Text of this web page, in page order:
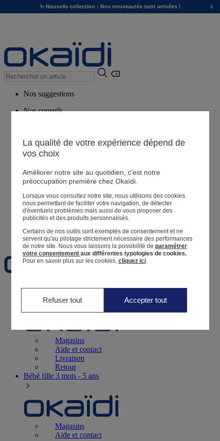
✨ Nouvelle collection : Nos nouveautés sont arrivées ! x
Nos suggestions
Nos conseils
Magasin
Mes informations
Suivre une commande
Panier
Favoris
Naissance0-12 mois
Magasins
Aide et contact
Livraison
Retour
Bébé fille 3 mois - 5 ans
Magasins
Aide et contact
La qualité de votre expérience dépend de
vos choix
Améliorer notre site au quotidien, c'est notre
préoccupation première chez Okaïdi.
Lorsque vous consultez notre site, nous utilisons des cookies
nous permettant de faciliter votre navigation, de détecter
d'éventuels problèmes mais aussi de vous proposer des
publicités et des produits personnalisés.
Certains de nos outils sont exemptés de consentement et ne
servent qu'au pilotage strictement nécessaire des performances
de notre site. Nous vous laissons la possibilité de paramétrer
votre consentement aux différentes typologies de cookies.
Pour en savoir plus sur les cookies, cliquez ici.
Refuser tout Accepter tout